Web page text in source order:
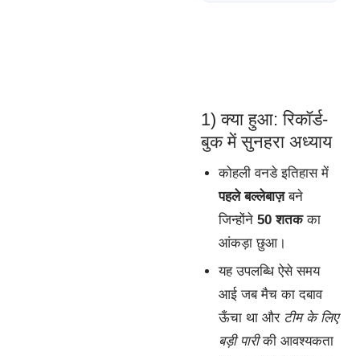
1) क्या हुआ: रिकॉर्ड-
बुक में सुनहरा अध्याय
कोहली वनडे इतिहास में
पहले बल्लेबाज़बने
जिन्होंने 50 शतकका
आंकड़ा छुआ।
यह उपलब्धि ऐसे समय
आई जब मैच का दबाव
ऊँचा था और टीम के लिए
बड़ी पारीकी आवश्यकता